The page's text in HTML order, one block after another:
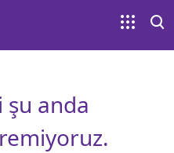
şu anda